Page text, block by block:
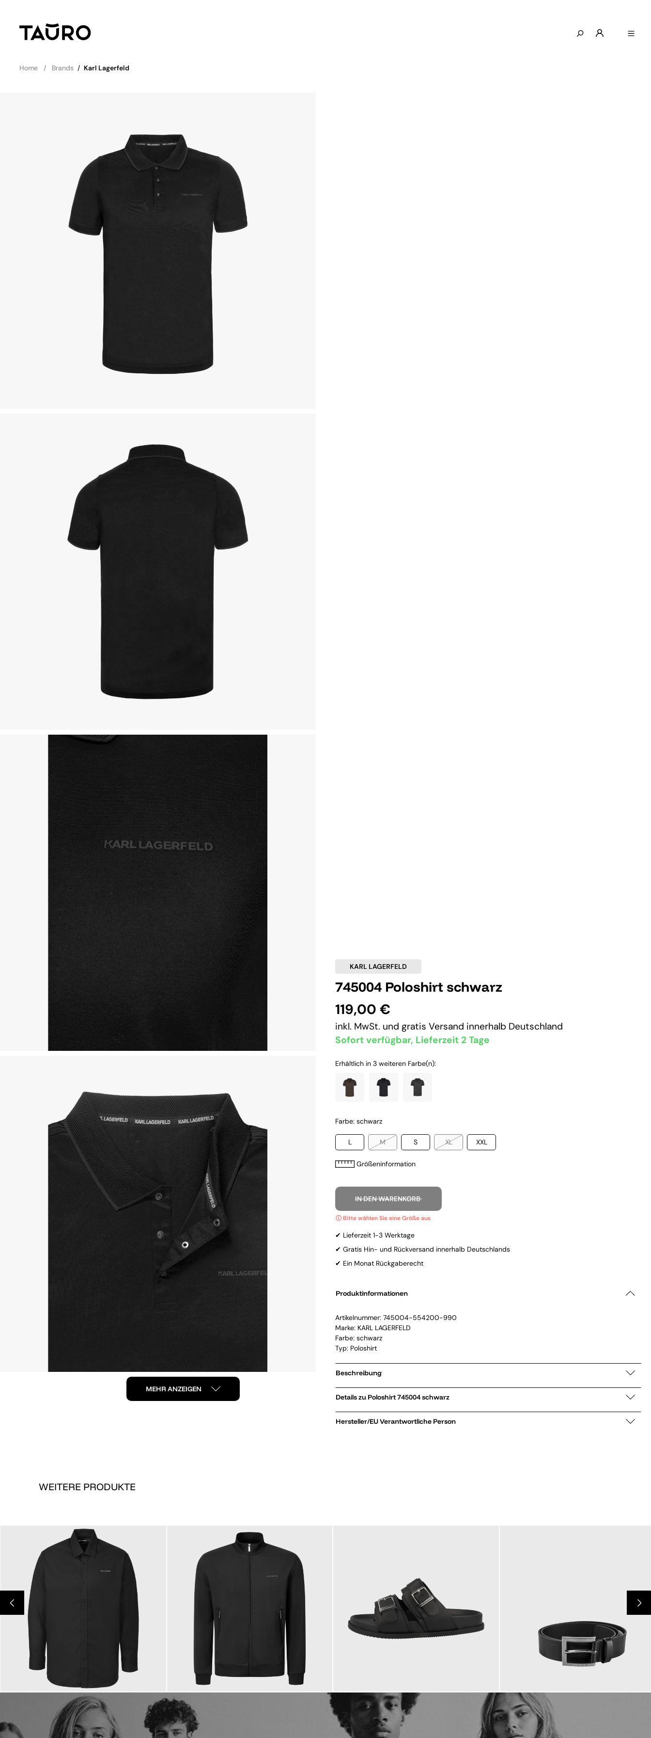
Home Brands / Karl Lagerfeld
MEHR ANZEIGEN
KARL LAGERFELD
745004 Poloshirt schwarz
119,00 €
inkl. MwSt. und gratis Versand innerhalb Deutschland
Sofort verfügbar, Lieferzeit 2 Tage
Erhältlich in 3 weiteren Farbe(n):
Farbe: schwarz
L M S XL XXL
Größeninformation
IN DEN WARENKORB
✔ Lieferzeit 1-3 Werktage
✔ Gratis Hin- und Rückversand innerhalb Deutschlands
✔ Ein Monat Rückgaberecht
Produktinformationen
Artikelnummer: 745004-554200-990
Marke: KARL LAGERFELD
Farbe: schwarz
Typ: Poloshirt
Beschreibung
Details zu Poloshirt 745004 schwarz
Hersteller/EU Verantwortliche Person
WEITERE PRODUKTE
199,00 €